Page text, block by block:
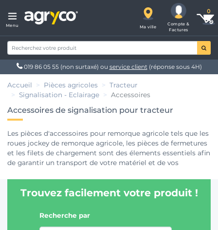
Menu Ma ville
Compte &
Factures
019 86 05 55 (non surtaxé) ou service client(réponse sous 4H)
Accueil Pièces agricoles
Tracteur
Signalisation - Eclairage
Accessoires
Accessoires de signalisation pour tracteur
Les pièces d'accessoires pour remorque agricole tels que les
roues jockey de remorque agricole, les pièces de fermetures
et les filets de chargement sont des élements essentiels afin
de garantir un transport de votre matériel et de vos
expertise en terme depièces pour remorque et transport
agricoleen contactant nos experts au 019 86 05 55.
prix sur Agryco.be.
Trouvez facilement votre produit !
Recherche par